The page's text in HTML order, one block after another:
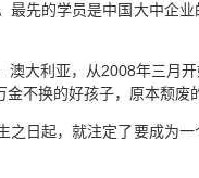
先的学员是中国大中企
大利亚，从2008年三月
不换的好孩子，原本颓
日起，就注定了要成为